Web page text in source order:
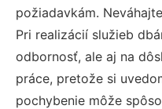
požiadavkám.
Pri realizácií služieb
odbornosť, ale aj na
práce, pretože si
pochybenie môže